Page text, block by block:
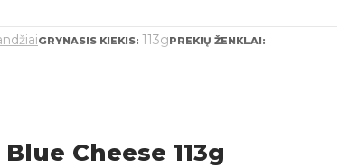
GRYNASIS KIEKIS: 113gPREKIŲ ŽENKLAI:
Cheese 113g